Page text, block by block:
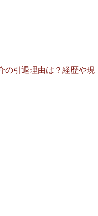
の引退理由は？経歴や現